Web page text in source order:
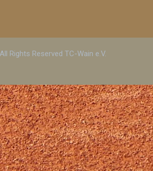
Rights Reserved TC-Wain e.V.